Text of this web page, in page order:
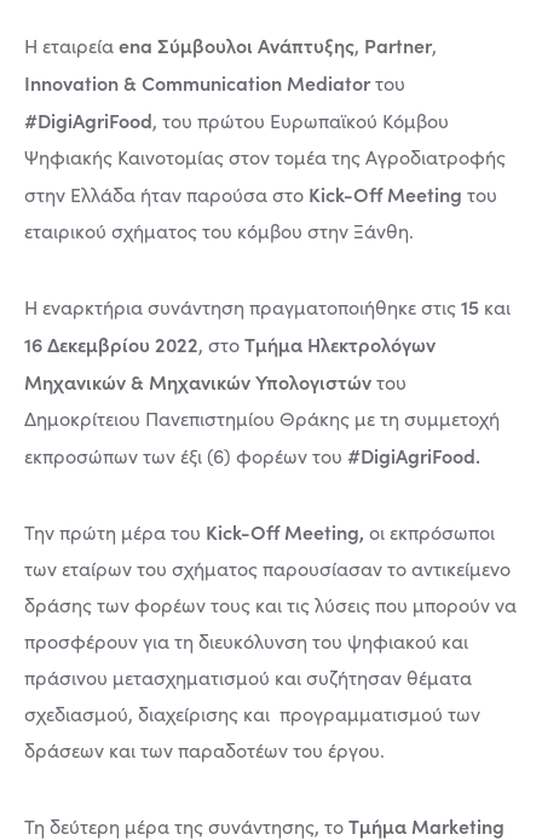
Η εταιρείαena Σύμβουλοι Ανάπτυξης, Partner,
Innovation & Communication Mediatorτου
#DigiAgriFood, του πρώτου Ευρωπαϊκού Κόμβου
Ψηφιακής Καινοτομίας στον τομέα της Αγροδιατροφής
στην Ελλάδα ήταν παρούσα στο Kick-Off Meeting του
εταιρικού σχήματος του κόμβου στην Ξάνθη.
Η εναρκτήρια συνάντηση πραγματοποιήθηκε στις15 και
16 Δεκεμβρίου 2022, στοΤμήμα Ηλεκτρολόγων
Μηχανικών & Μηχανικών Υπολογιστώντου
Δημοκρίτειου Πανεπιστημίου Θράκης με τη συμμετοχή
εκπροσώπων των έξι (6) φορέων του #DigiAgriFood.
Την πρώτη μέρα του Kick-Off Meeting, οι εκπρόσωποι
των εταίρων του σχήματος παρουσίασαν το αντικείμενο
δράσης των φορέων τους και τις λύσεις που μπορούν να
προσφέρουν για τη διευκόλυνση του ψηφιακού και
πράσινου μετασχηματισμού και συζήτησαν θέματα
σχεδιασμού, διαχείρισης και προγραμματισμού των
δράσεων και των παραδοτέων του έργου.
Τη δεύτερη μέρα της συνάντησης, τοΤμήμα Marketing